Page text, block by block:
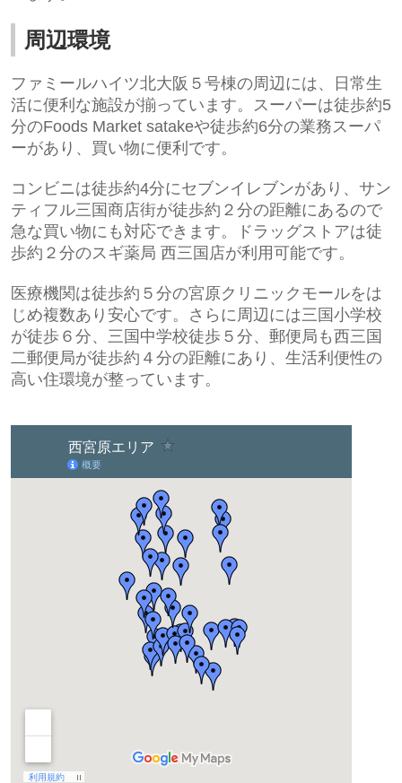
周辺環境
ファミールハイツ北大阪５号棟の周辺には、日常生
活に便利な施設が揃っています。スーパーは徒歩約5
分のFoods Market satakeや徒歩約6分の業務スーパ
ーがあり、買い物に便利です。
コンビニは徒歩約4分にセブンイレブンがあり、サン
ティフル三国商店街が徒歩約２分の距離にあるので
急な買い物にも対応できます。ドラッグストアは徒
歩約２分のスギ薬局 西三国店が利用可能です。
医療機関は徒歩約５分の宮原クリニックモールをは
じめ複数あり安心です。さらに周辺には三国小学校
が徒歩６分、三国中学校徒歩５分、郵便局も西三国
二郵便局が徒歩約４分の距離にあり、生活利便性の
高い住環境が整っています。